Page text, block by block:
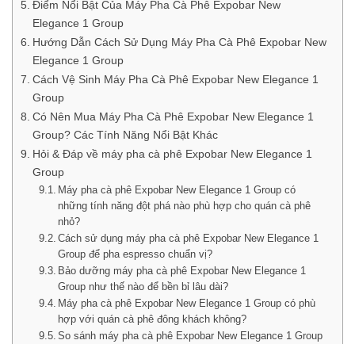
Điểm Nổi Bật Của Máy Pha Cà Phê Expobar New
Elegance 1 Group
Hướng Dẫn Cách Sử Dụng Máy Pha Cà Phê Expobar New
Elegance 1 Group
Cách Vệ Sinh Máy Pha Cà Phê Expobar New Elegance 1
Group
Có Nên Mua Máy Pha Cà Phê Expobar New Elegance 1
Group? Các Tính Năng Nổi Bật Khác
Hỏi & Đáp về máy pha cà phê Expobar New Elegance 1
Group
Máy pha cà phê Expobar New Elegance 1 Group có
những tính năng đột phá nào phù hợp cho quán cà phê
nhỏ?
Cách sử dụng máy pha cà phê Expobar New Elegance 1
Group để pha espresso chuẩn vị?
Bảo dưỡng máy pha cà phê Expobar New Elegance 1
Group như thế nào để bền bỉ lâu dài?
Máy pha cà phê Expobar New Elegance 1 Group có phù
hợp với quán cà phê đông khách không?
So sánh máy pha cà phê Expobar New Elegance 1 Group